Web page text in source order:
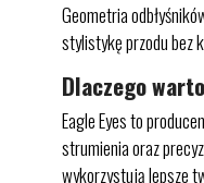
Geometria
stylistykę przodu bez
Dlaczego
Eagle Eyes to
strumienia oraz
wykorzystują lepsze